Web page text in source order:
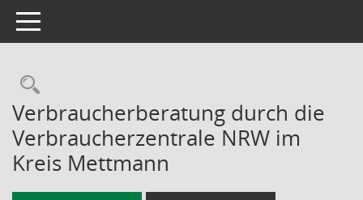
Toggle navigation
Rechercheauswahl
Verbraucherberatung durch die
Verbraucherzentrale NRW im
Kreis Mettmann